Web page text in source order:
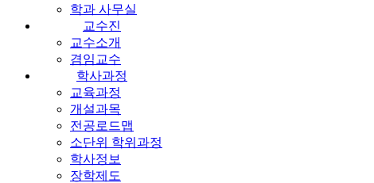
학과 사무실
교수진
교수소개
겸임교수
학사과정
교육과정
개설과목
전공로드맵
소단위 학위과정
학사정보
장학제도